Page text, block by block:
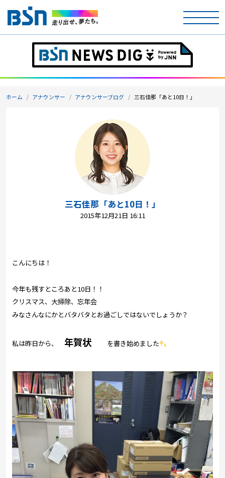
ホーム
テレビ
ラジオ
アナウンサー
イベント
ニュース
天気
Well-being
ショッピング
会社概要・ビジョン
ホーム アナウンサー アナウンサーブログ 三石佳那「あと10日！」
三石佳那「あと10日！」
2015年12月21日 16:11
こんにちは！
今年も残すところあと10日！！
クリスマス、大掃除、忘年会
みなさんなにかとバタバタとお過ごしではないでしょうか？
私は昨日から、 年賀状 を書き始めました